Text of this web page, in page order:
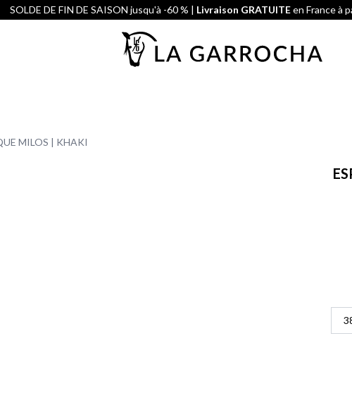
SOLDE DE FIN DE SAISON jusqu'à -60 % | Livraison GRATUITEen France à
MILOS | KHAKI